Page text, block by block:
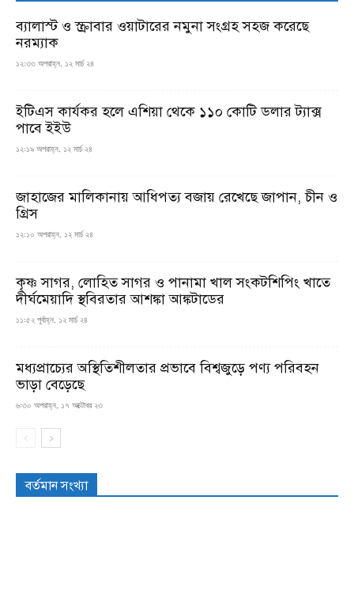
ব্যালাস্ট ও স্ক্রাবার ওয়াটারের নমুনা সংগ্রহ সহজ করেছে
নরম্যাক
১২:৩৩ অপরাহ্ন, ১২ মার্চ ২৪
ইটিএস কার্যকর হলে এশিয়া থেকে ১১০ কোটি ডলার ট্যাক্স
পাবে ইইউ
১২:১৯ অপরাহ্ন, ১২ মার্চ ২৪
জাহাজের মালিকানায় আধিপত্য বজায় রেখেছে জাপান, চীন ও
গ্রিস
১২:১০ অপরাহ্ন, ১২ মার্চ ২৪
কৃষ্ণ সাগর, লোহিত সাগর ও পানামা খাল সংকটশিপিং খাতে
দীর্ঘমেয়াদি স্থবিরতার আশঙ্কা আঙ্কটাডের
১১:৫২ পূর্বাহ্ন, ১২ মার্চ ২৪
মধ্যপ্রাচ্যের অস্থিতিশীলতার প্রভাবে বিশ্বজুড়ে পণ্য পরিবহন
ভাড়া বেড়েছে
৬:৩০ অপরাহ্ন, ১৭ অক্টোবর ২৩
বর্তমান সংখ্যা